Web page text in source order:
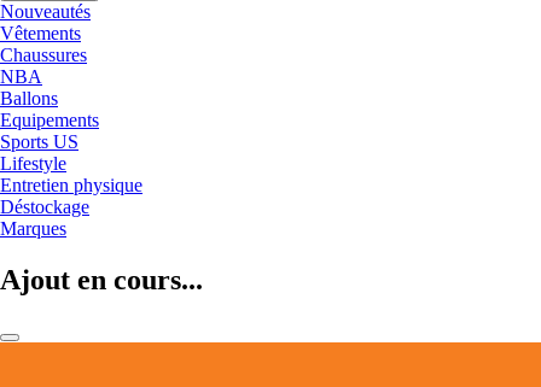
Nouveautés
Vêtements
Chaussures
NBA
Ballons
Equipements
Sports US
Lifestyle
Entretien physique
Déstockage
Marques
Ajout en cours...